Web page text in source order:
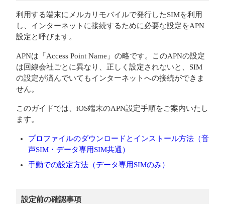
利用する端末にメルカリモバイルで発行したSIMを利用
し、インターネットに接続するために必要な設定をAPN
設定と呼びます。
APNは「Access Point Name」の略です。このAPNの設定
は回線会社ごとに異なり、正しく設定されないと、SIM
の設定が済んでいてもインターネットへの接続ができま
せん。
このガイドでは、iOS端末のAPN設定手順をご案内いたし
ます。
プロファイルのダウンロードとインストール方法（音
声SIM・データ専用SIM共通）
手動での設定方法（データ専用SIMのみ）
設定前の確認事項